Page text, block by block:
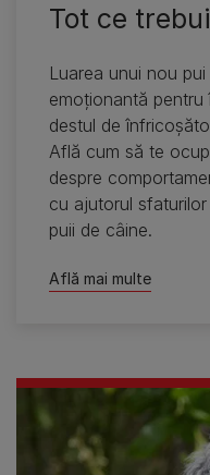
Tot ce
Luarea unui nou
emoţionantă
destul de
Află cum să te
despre
cu ajutorul
puii de câine.
Află mai multe